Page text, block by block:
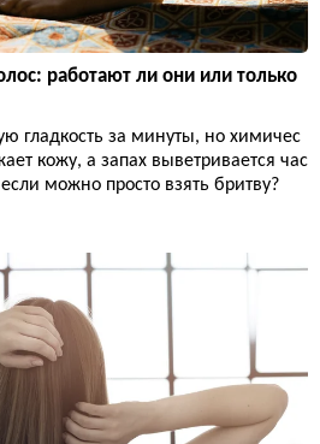
работают ли они или только
гладкость за минуты, но химичес
кожу, а запах выветривается час
можно просто взять бритву?